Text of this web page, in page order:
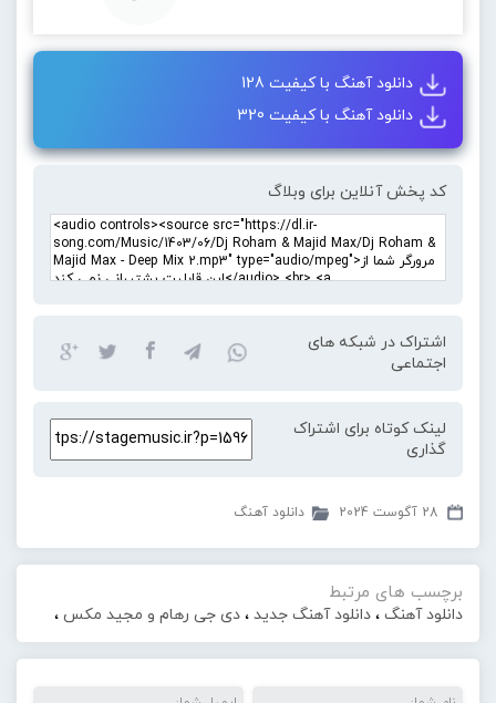
دانلود آهنگ با کیفیت 128
دانلود آهنگ با کیفیت 320
کد پخش آنلاین برای وبلاگ
اشتراک در شبکه های
اجتماعی
لینک کوتاه برای اشتراک
گذاری
28 آگوست 2024 دانلود آهنگ
برچسب های مرتبط
دانلود آهنگ ، دانلود آهنگ جدید ، دی جی رهام و مجید مکس ،